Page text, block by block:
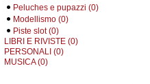
Peluches e pupazzi (0)
Modellismo (0)
Piste slot (0)
LIBRI E RIVISTE (0)
PERSONALI (0)
MUSICA (0)